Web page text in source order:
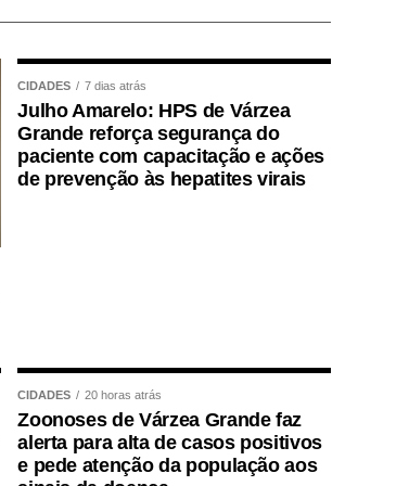
CIDADES 7 dias atrás
Julho Amarelo: HPS de Várzea
Grande reforça segurança do
paciente com capacitação e ações
de prevenção às hepatites virais
CIDADES 20 horas atrás
Zoonoses de Várzea Grande faz
alerta para alta de casos positivos
e pede atenção da população aos